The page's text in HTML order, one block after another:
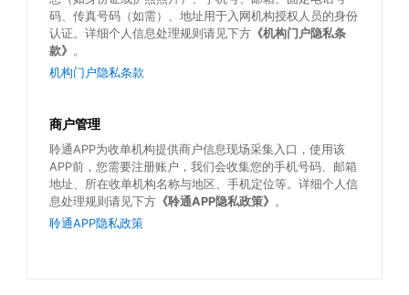
码、传真号码（如需）、地址用于入网机构授权人员的身份
认证。详细个人信息处理规则请见下方《机构门户隐私条
款》 。
机构门户隐私条款
商户管理
聆通APP为收单机构提供商户信息现场采集入口，使用该
APP前，您需要注册账户，我们会收集您的手机号码、邮箱
地址、所在收单机构名称与地区、手机定位等。详细个人信
息处理规则请见下方《聆通APP隐私政策》 。
聆通APP隐私政策